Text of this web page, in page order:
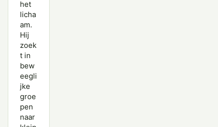
het
licha
am.
Hij
zoek
t in
bew
eegli
jke
groe
pen
naar